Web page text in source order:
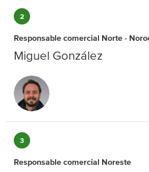
2
Responsable comercial Norte -
Miguel González
3
Responsable comercial Noreste